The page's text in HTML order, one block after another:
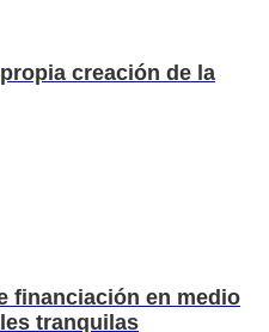
creación de la
financiación en medio
tranquilas